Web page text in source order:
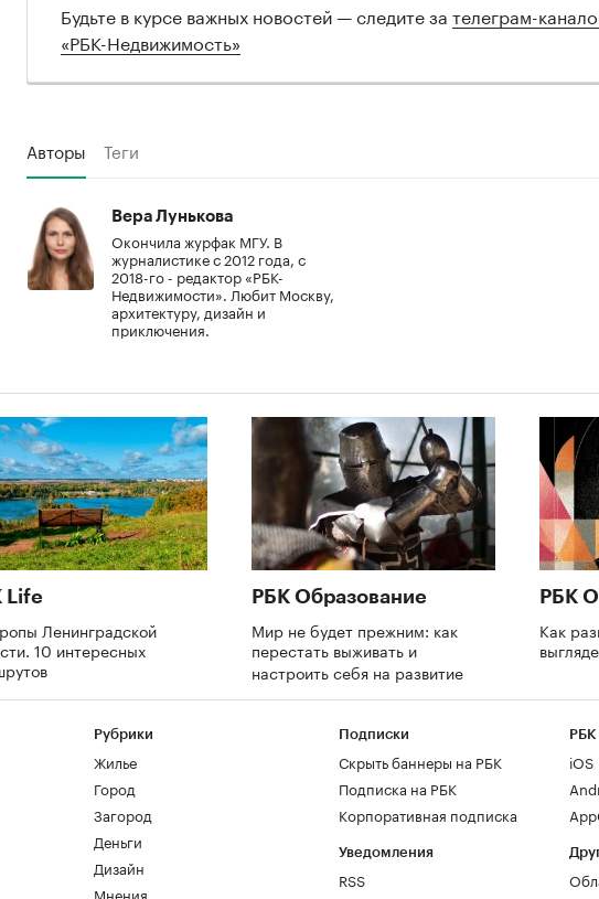
Будьте в курсе важных новостей — следите за телеграм-
«РБК-Недвижимость»
Авторы Теги
Вера Лунькова
Окончила журфак МГУ. В
журналистике с 2012 года, с
2018-го - редактор «РБК-
Недвижимости». Любит Москву,
архитектуру, дизайн и
приключения.
Life
Ленинградской
10 интересных
РБК Образование
Мир не будет прежним: как
перестать выживать и
настроить себя на развитие
РБК
Как
Рубрики
Жилье
Город
Загород
Деньги
Дизайн
Мнения
Подписки
Скрыть баннеры на РБК
Подписка на РБК
Корпоративная подписка
Уведомления
RSS
РБК
iOS